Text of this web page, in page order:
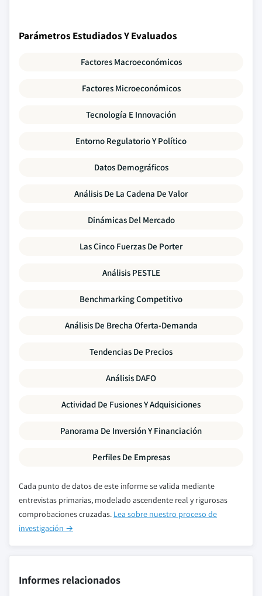
Parámetros Estudiados Y Evaluados
Factores Macroeconómicos
Factores Microeconómicos
Tecnología E Innovación
Entorno Regulatorio Y Político
Datos Demográficos
Análisis De La Cadena De Valor
Dinámicas Del Mercado
Las Cinco Fuerzas De Porter
Análisis PESTLE
Benchmarking Competitivo
Análisis De Brecha Oferta-Demanda
Tendencias De Precios
Análisis DAFO
Actividad De Fusiones Y Adquisiciones
Panorama De Inversión Y Financiación
Perfiles De Empresas
Cada punto de datos de este informe se valida mediante
entrevistas primarias, modelado ascendente real y rigurosas
comprobaciones cruzadas. Lea sobre nuestro proceso de
investigación →
Informes relacionados